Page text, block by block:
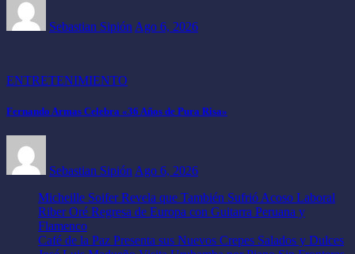
Sebastian Sipión Ago 6, 2026
ENTRETENIMIENTO
Fernando Armas Celebra «36 Años de Pura Risa»
Sebastian Sipión Ago 6, 2026
Micheille Soifer Revela que También Sufrió Acoso Laboral
Riber Oré Regresa de Europa con Guitarra Peruana y
Flamenco
Café de la Paz Presenta sus Nuevos Crepes Salados y Dulces